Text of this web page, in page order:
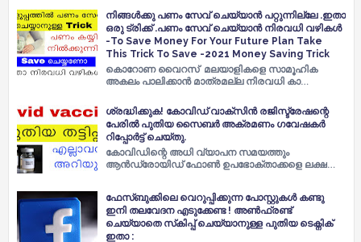
നിങ്ങൾക്കു പണം സേവ് ചെയ്യാൻ പറ്റുന്നില്ലേ .ഇതാ
ഒരു ട്രിക്ക് .പണം സേവ് ചെയ്യാൻ നിരവധി വഴികൾ
-To Save Money For Your Future Plan Take
This Trick To Save -2021 Money Saving Trick
കൊറോണ വൈറസ് മലയാളികളെ സാമൂഹിക
അകലം പാലിക്കാൻ മാത്രമല്ല നിരവധി കാ…
ശ്രദ്ധിക്കുക! കോവിഡ് വാക്സിൻ രജിസ്ട്രേഷന്റെ
പേരിൽ പുതിയ സൈബർ അക്രമണം ഗവേഷകർ
റിപ്പോർട്ട് ചെയ്തു.
കോവിഡിന്റെ അധി വ്യാപന സമയത്തും
ആൻഡ്രോയിഡ് ഫോൺ ഉപഭോക്താക്കളെ ലക്ഷ…
ഫേസ്ബുക്കിലെ വെറുപ്പിക്കുന്ന പോസ്റ്റുകൾ കണ്ടു
ഇനി തലവേദന എടുക്കേണ്ട ! അൺഫ്രണ്ട്
ചെയ്യാതെ സ്‌കിപ്പ് ചെയ്യാനുള്ള പുതിയ ടെക്നിക്
ഇതാ :